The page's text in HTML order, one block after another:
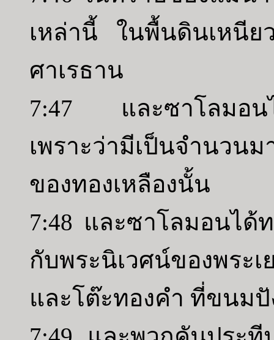
เหล่านี้ ในพื้นดินเหนี
ศาเรธาน
7:47 และซาโลมอนไ
เพราะว่ามีเป็นจำนวน
ของทองเหลืองนั้น
7:48 และซาโลมอนได้
กับพระนิเวศน์ของพร
และโต๊ะทองคำ ที่ขนม